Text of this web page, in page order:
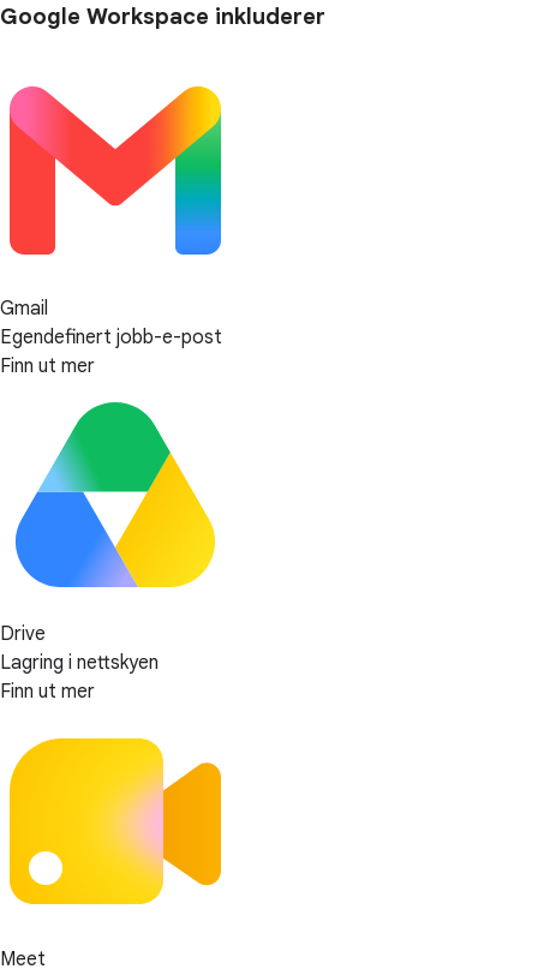
Google Workspace inkluderer
Gmail
Egendefinert jobb-e-post
Finn ut mer
Drive
Lagring i nettskyen
Finn ut mer
Meet